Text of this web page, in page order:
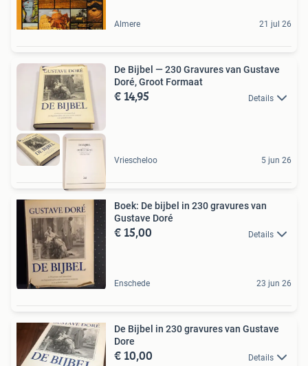
Almere 21 jul 26
De Bijbel — 230 Gravures van Gustave
Doré, Groot Formaat
€ 14,95 Details
Vriescheloo 5 jun 26
Boek: De bijbel in 230 gravures van
Gustave Doré
€ 15,00 Details
Enschede 23 jun 26
De Bijbel in 230 gravures van Gustave
Dore
€ 10,00 Details